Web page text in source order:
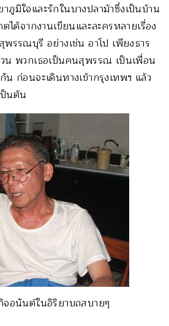
มิใจและรักในบางปลาม้าซึ่งเป็นบ้าน
ได้จากงานเขียนและละครหลายเรื่อง
พรรณบุรี อย่างเช่น อาโป เพียงธาร
น พวกเธอเป็นคนสุพรรณ เป็นเพื่อน
ก่อนจะเดินทางเข้ากรุงเทพฯ แล้ว
นต้น
อนันต์ในอิริยาบถสบายๆ